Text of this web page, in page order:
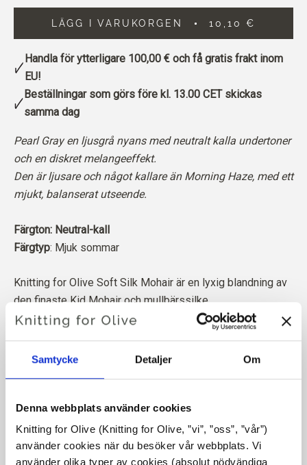
Samtycke Detaljer Om
Denna webbplats använder cookies
Knitting for Olive (Knitting for Olive, ”vi”, ”oss”, ”vår”)
använder cookies när du besöker vår webbplats. Vi
använder olika typer av cookies (absolut nödvändiga
LÄGG I VARUKORGEN 10,10 €
Handla för ytterligare 100,00 €och få gratis frakt inom
EU!
Beställningar som görs före kl. 13.00 CET skickas
samma dag
Pearl Gray en ljusgrå nyans med neutralt kalla undertoner
och en diskret melangeeffekt.
Den är ljusare och något kallare än Morning Haze, med ett
mjukt, balanserat utseende.
Färgton: Neutral-kall
Färgtyp: Mjuk sommar
Knitting for Olive Soft Silk Mohair är en lyxig blandning av
den finaste Kid Mohair och mullbärssilke.
Sydafrika, och även garnet produceras lokalt. Våra garner
kommer från.
All vår Mohair är oberoende certifierad enligt Responsible
Mohair Standard (RMS), certifierad av Control Union,CU